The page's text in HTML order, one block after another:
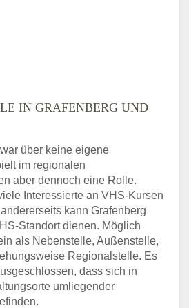
IN GRAFENBERG UND
über keine eigene
im regionalen
aber dennoch eine Rolle.
Interessierte an VHS-Kursen
kann Grafenberg
Standort dienen. Möglich
als Nebenstelle, Außenstelle,
Regionalstelle. Es
dass sich in
umliegender